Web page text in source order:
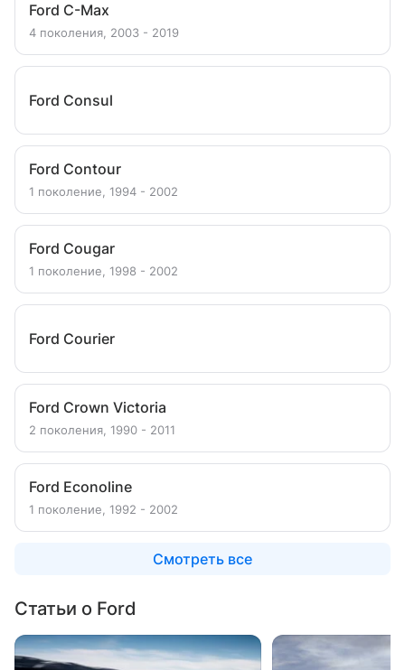
Ford C-Max
4 поколения, 2003 - 2019
Ford Consul
Ford Contour
1 поколение, 1994 - 2002
Ford Cougar
1 поколение, 1998 - 2002
Ford Courier
Ford Crown Victoria
2 поколения, 1990 - 2011
Ford Econoline
1 поколение, 1992 - 2002
Смотреть все
Статьи о Ford